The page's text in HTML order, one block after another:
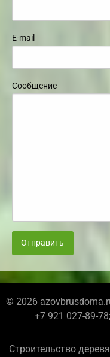
E-mail
Сообщение
Отправить
© 2026
+7 921 027-89-
Строительство